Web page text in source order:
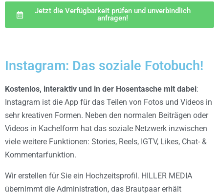
Jetzt die Verfügbarkeit prüfen und unverbindlich
anfragen!
Instagram: Das soziale Fotobuch!
Kostenlos, interaktiv und in der Hosentasche mit dabei:
Instagram ist die App für das Teilen von Fotos und Videos in
sehr kreativen Formen. Neben den normalen Beiträgen oder
Videos in Kachelform hat das soziale Netzwerk inzwischen
viele weitere Funktionen: Stories, Reels, IGTV, Likes, Chat- &
Kommentarfunktion.
Wir erstellen für Sie ein Hochzeitsprofil. HILLER MEDIA
übernimmt die Administration, das Brautpaar erhält